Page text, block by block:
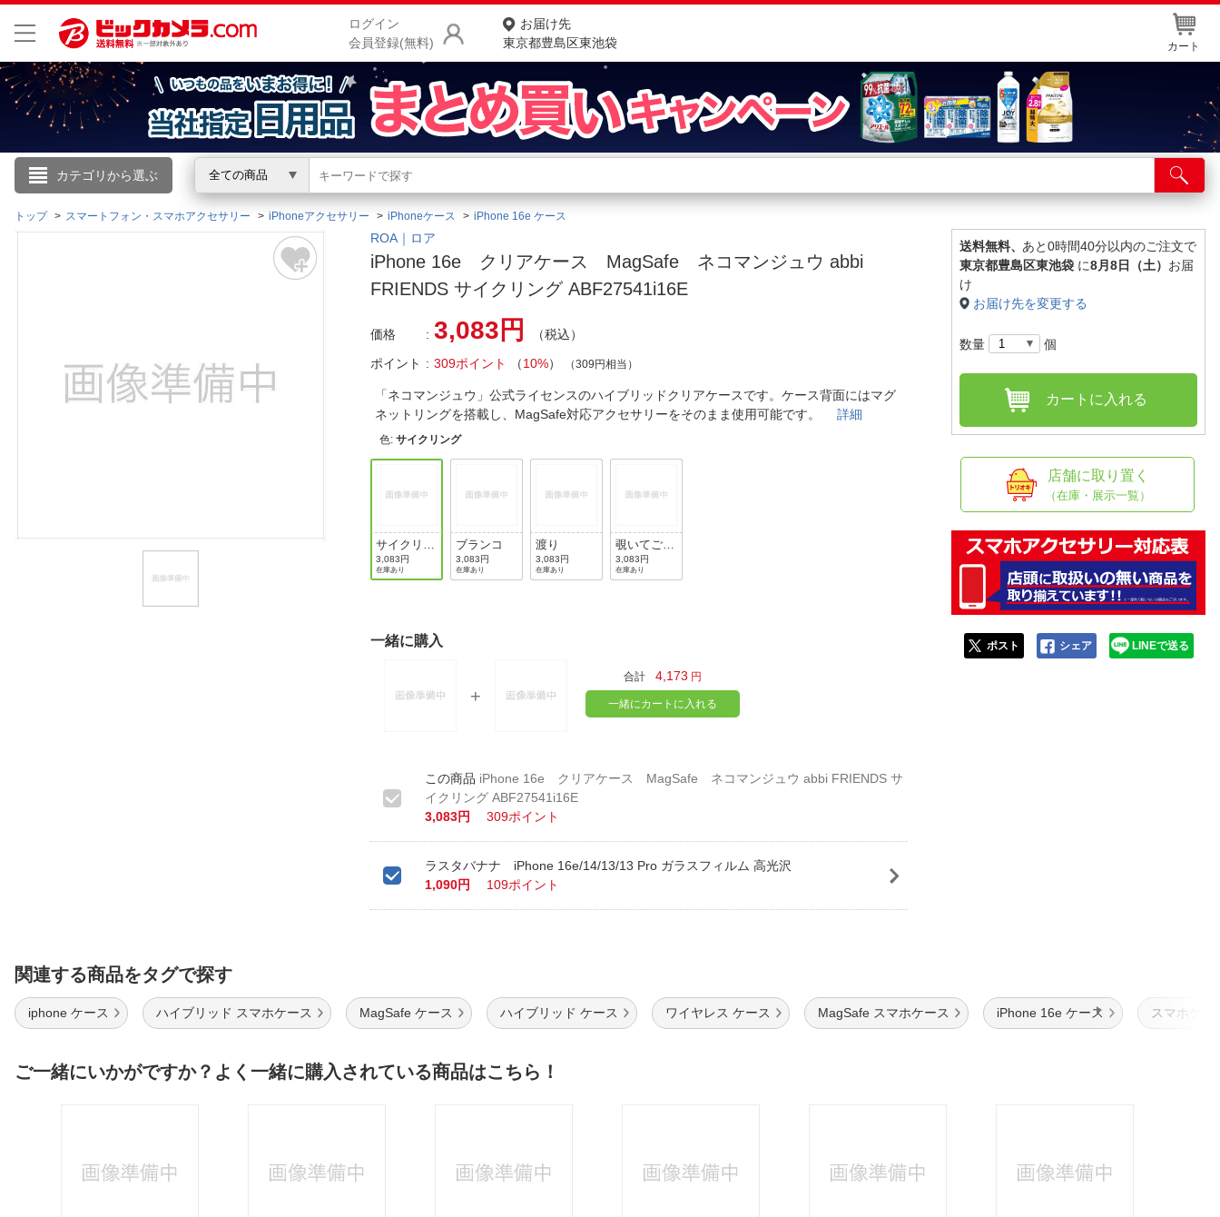
ログイン
会員登録(無料)
お届け先
東京都豊島区東池袋
カート
カテゴリから選ぶ 全ての商品
こんにちは
ログイン
閲覧履歴
商品をさがす
ランキングからさがす
お客様サポート
よくある質問・お問合せ
店舗サービス
ネット取り置き
店舗情報・店舗一覧
法人窓口
トップ スマートフォン・スマホアクセサリー iPhoneアクセサリー iPhoneケース iPhone 16e ケース
ROA｜ロア
iPhone 16e クリアケース MagSafe ネコマンジュウ abbi
FRIENDS サイクリング ABF27541i16E
価格 3,083円
（税込）
ポイント
309ポイント （10%） （309円相当）
「ネコマンジュウ」公式ライセンスのハイブリッドクリアケースです。ケース背面にはマグ
ネットリングを搭載し、MagSafe対応アクセサリーをそのまま使用可能です。詳細
色:サイクリング
サイクリン
グ
3,083円
在庫あり
ブランコ
3,083円
在庫あり
渡り
3,083円
在庫あり
覗いてごら
ん
3,083円
在庫あり
一緒に購入
合計 4,173 円
一緒にカートに入れる
iPhone 16e クリアケース MagSafe ネコマンジュウ abbi FRIENDS サ
イクリング ABF27541i16E
3,083円
309ポイント
ラスタバナナ iPhone 16e/14/13/13 Pro ガラスフィルム 高光沢
1,090円
109ポイント
送料無料、 あと0時間40分以内のご注文で
東京都豊島区東池袋 に8月8日（土） お届
け
お届け先を変更する
数量 個
カートに入れる
店舗に取り置く
（在庫・展示一覧）
ポスト シェア LINEで送る
関連する商品をタグで探す
iphone ケース ハイブリッド スマホケース MagSafe ケース ハイブリッド ケース ワイヤレス ケース MagSafe スマホケース iPhone 16e ケース スマホケー
ご一緒にいかがですか？よく一緒に購入されている商品はこちら！